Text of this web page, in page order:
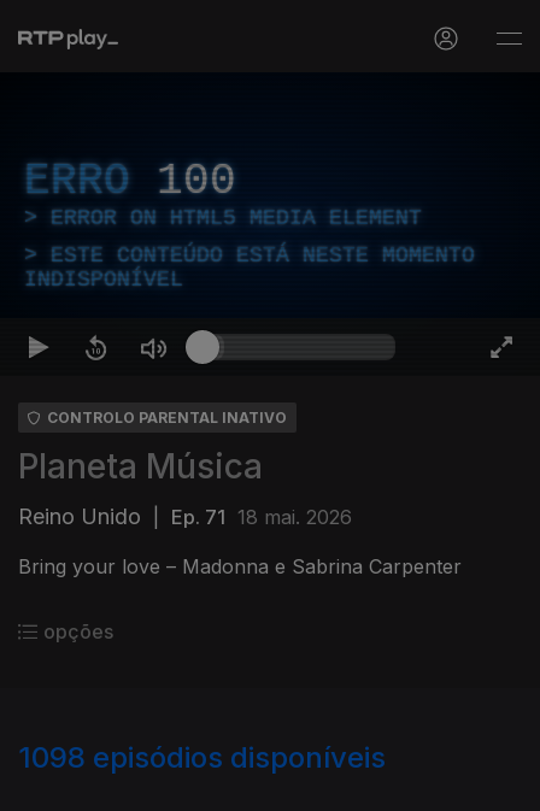
ERRO 100
ERROR ON HTML5 MEDIA ELEMENT
ESTE CONTEÚDO ESTÁ NESTE MOMENTO
INDISPONÍVEL
CONTROLO PARENTAL INATIVO
Planeta Música
Reino Unido Ep. 71 18 mai. 2026
Bring your love – Madonna e Sabrina Carpenter
opções
1098 episódios disponíveis